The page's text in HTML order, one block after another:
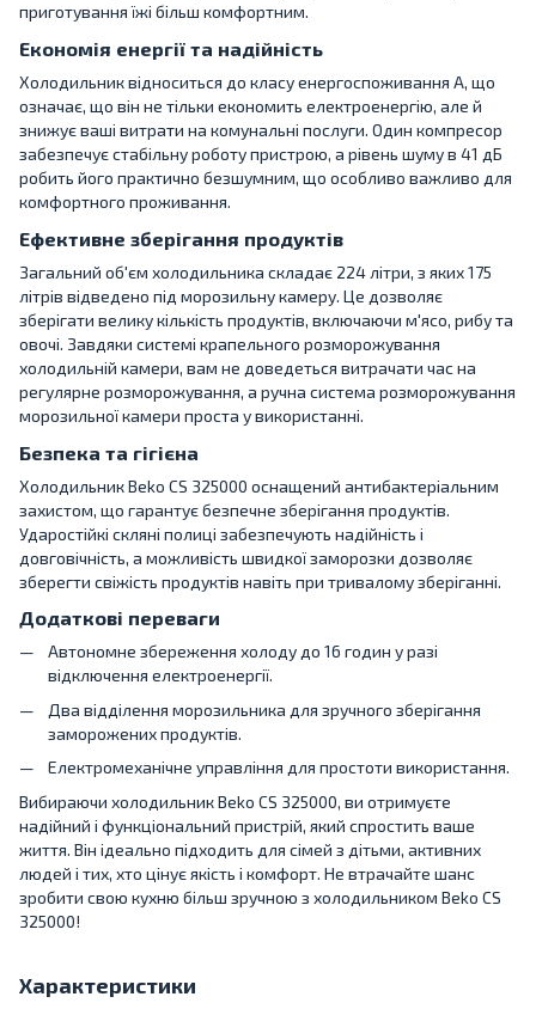
приготування їжі більш комфортним.
Економія енергії та надійність
Холодильник відноситься до класу енергоспоживання A, що
означає, що він не тільки економить електроенергію, але й
знижує ваші витрати на комунальні послуги. Один компресор
забезпечує стабільну роботу пристрою, а рівень шуму в 41 дБ
робить його практично безшумним, що особливо важливо для
комфортного проживання.
Ефективне зберігання продуктів
Загальний об'єм холодильника складає 224 літри, з яких 175
літрів відведено під морозильну камеру. Це дозволяє
зберігати велику кількість продуктів, включаючи м'ясо, рибу та
овочі. Завдяки системі крапельного розморожування
холодильній камери, вам не доведеться витрачати час на
регулярне розморожування, а ручна система розморожування
морозильної камери проста у використанні.
Безпека та гігієна
Холодильник Beko CS 325000 оснащений антибактеріальним
захистом, що гарантує безпечне зберігання продуктів.
Ударостійкі скляні полиці забезпечують надійність і
довговічність, а можливість швидкої заморозки дозволяє
зберегти свіжість продуктів навіть при тривалому зберіганні.
Додаткові переваги
Автономне збереження холоду до 16 годин у разі
відключення електроенергії.
Два відділення морозильника для зручного зберігання
заморожених продуктів.
Електромеханічне управління для простоти використання.
Вибираючи холодильник Beko CS 325000, ви отримуєте
надійний і функціональний пристрій, який спростить ваше
життя. Він ідеально підходить для сімей з дітьми, активних
людей і тих, хто цінує якість і комфорт. Не втрачайте шанс
зробити свою кухню більш зручною з холодильником Beko CS
325000!
Характеристики